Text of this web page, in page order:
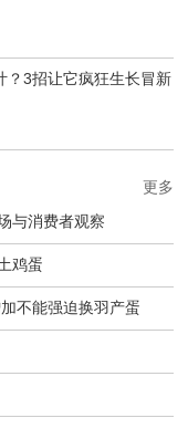
？3招让它疯狂生长冒新
与消费者观察
鸡蛋
不能强迫换羽产蛋
更多